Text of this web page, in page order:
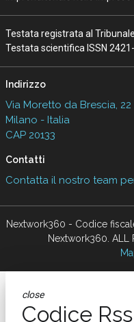
Testata registrata al
Testata scientifica ISSN
Indirizzo
Via Moretto da Brescia, 22
Milano - Italia
CAP 20133
Contatti
Contatta il nostro team
Nextwork360 - Codice
Nextwork360. ALL
close
Codice Rss